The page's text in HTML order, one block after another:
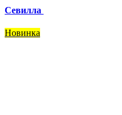
Севилла
Новинка